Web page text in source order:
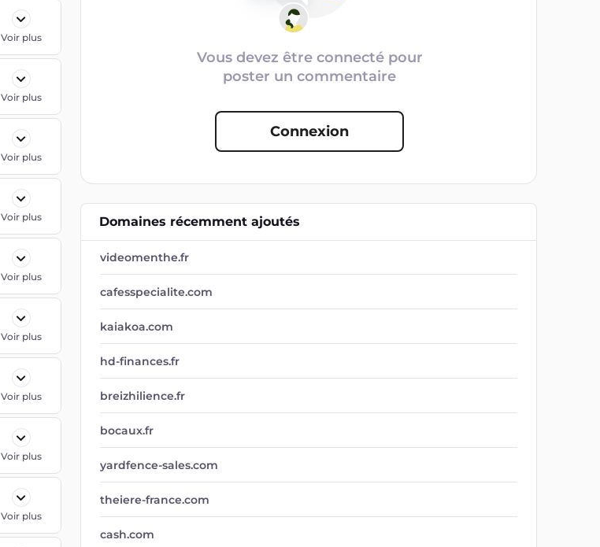
Voir plus
Voir plus
Voir plus
Voir plus
Voir plus
Voir plus
Voir plus
Voir plus
Voir plus
Vous devez être connecté pour
poster un commentaire
Connexion
Domaines récemment ajoutés
videomenthe.fr
cafesspecialite.com
kaiakoa.com
hd-finances.fr
breizhilience.fr
bocaux.fr
yardfence-sales.com
theiere-france.com
cash.com